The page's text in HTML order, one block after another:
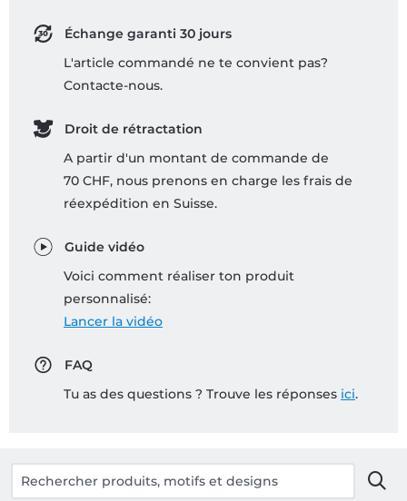
Échange garanti 30 jours
L'article commandé ne te convient pas?
Contacte-nous.
Droit de rétractation
A partir d'un montant de commande de
70 CHF, nous prenons en charge les frais de
réexpédition en Suisse.
Guide vidéo
Voici comment réaliser ton produit
personnalisé:
Lancer la vidéo
FAQ
Tu as des questions ? Trouve les réponses ici.